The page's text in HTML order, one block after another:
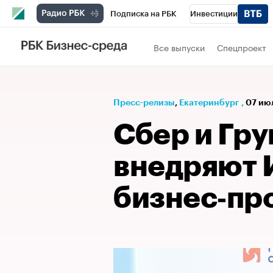
Подписка на РБК Инвестиции
РБК Вино
Проверка контрагентов Политика
Все выпуски Спецпроект
Пресс-релизы⁠, Екатеринбург , 07
Сбер и
внедряют